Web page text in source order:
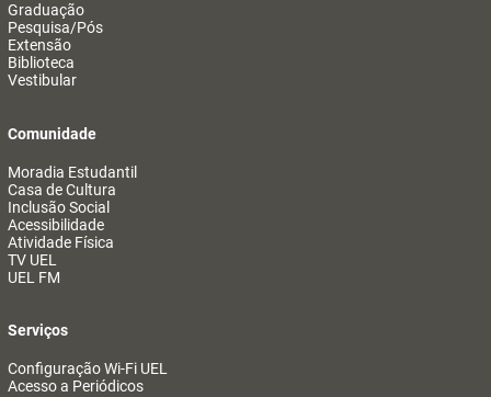
Graduação
Pesquisa/Pós
Extensão
Biblioteca
Vestibular
Comunidade
Moradia Estudantil
Casa de Cultura
Inclusão Social
Acessibilidade
Atividade Física
TV UEL
UEL FM
Serviços
Configuração Wi-Fi UEL
Acesso a Periódicos